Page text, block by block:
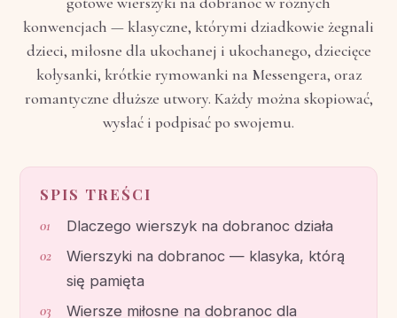
konwencjach — klasyczne, którymi dziadkowie żegnali
dzieci, miłosne dla ukochanej i ukochanego, dziecięce
kołysanki, krótkie rymowanki na Messengera, oraz
romantyczne dłuższe utwory. Każdy można skopiować,
wysłać i podpisać po swojemu.
SPIS TREŚCI
Dlaczego wierszyk na dobranoc działa
Wierszyki na dobranoc — klasyka, którą
się pamięta
Wiersze miłosne na dobranoc dla